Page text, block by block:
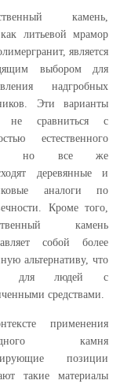
камень,
литьевой мрамор
является
выбором для
надгробных
Эти варианты
не сравниться с
естественного
но все же
деревянные и
аналоги по
Кроме того,
камень
собой более
альтернативу, что
для людей с
средствами.
применения
камня
позиции
такие материалы